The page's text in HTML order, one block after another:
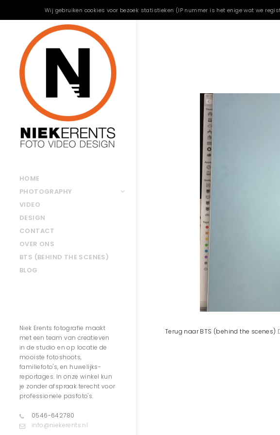
HOME
PHOTOGRAPHY
VIDEO
DESIGN
CONTACT
OVER ONS
BTS (BEHIND THE SCENES)
BLOG
Niek Erents fotografie maakt
met een team van creatieven
in de studio en op locatie de
mooiste fotoshoots,
familiefoto's, en huwelijks-
reportages. In onze winkel kun
je zonder afspraak terecht voor
professionele pasfoto's.
0546-642780
info@niekerents.nl
Terug naar BTS (behind the scenes)
Wij gebruiken cookies voor bezoek statistieken (IP nummer is het enige wat we